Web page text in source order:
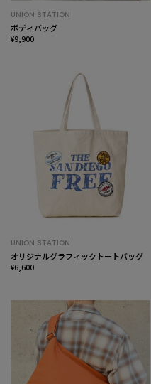
UNION STATION
ボディバッグ
¥9,900
UNION STATION
オリジナルグラフィックトートバッグ
¥6,600